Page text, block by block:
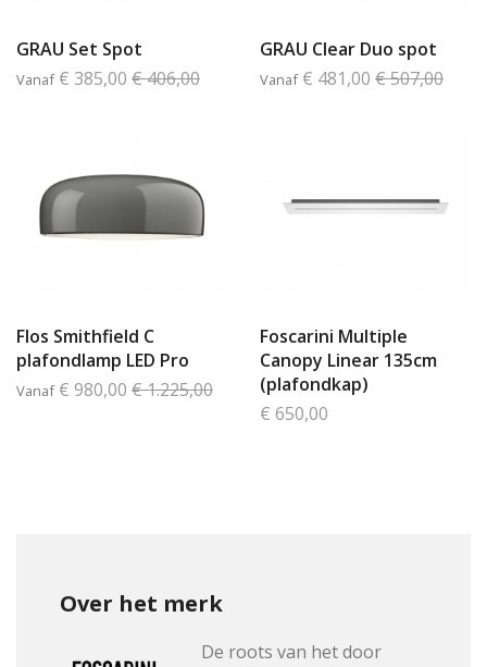
GRAU Set Spot
Vanaf € 385,00 € 406,00
GRAU Clear Duo spot
Vanaf € 481,00 € 507,00
Flos Smithfield C
plafondlamp LED Pro
Vanaf € 980,00 € 1.225,00
Foscarini Multiple
Canopy Linear 135cm
(plafondkap)
€ 650,00
Over het merk
De roots van het door